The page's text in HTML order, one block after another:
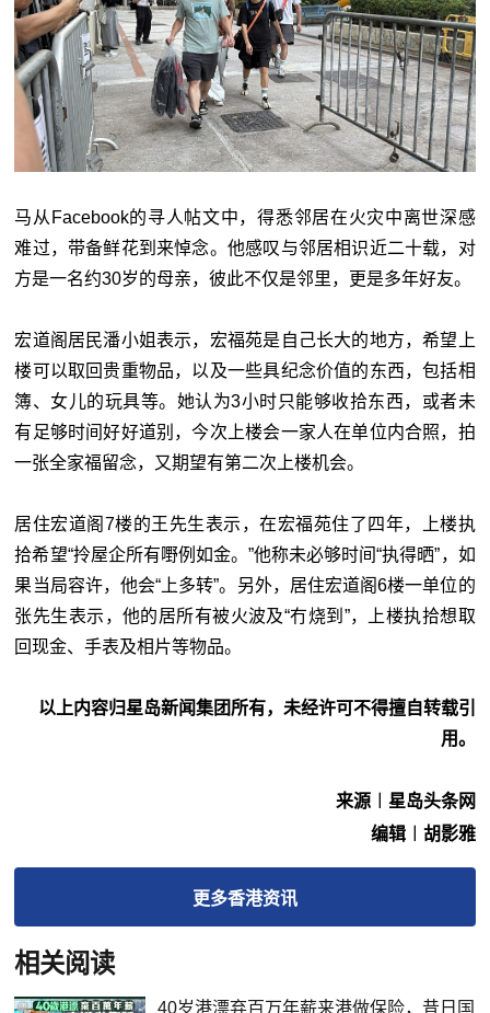
马从Facebook的寻人帖文中，得悉邻居在火灾中离世深感
难过，带备鲜花到来悼念。他感叹与邻居相识近二十载，对
方是一名约30岁的母亲，彼此不仅是邻里，更是多年好友。
宏道阁居民潘小姐表示，宏福苑是自己长大的地方，希望上
楼可以取回贵重物品，以及一些具纪念价值的东西，包括相
簿、女儿的玩具等。她认为3小时只能够收拾东西，或者未
有足够时间好好道别，今次上楼会一家人在单位内合照，拍
一张全家福留念，又期望有第二次上楼机会。
居住宏道阁7楼的王先生表示，在宏福苑住了四年，上楼执
拾希望“拎屋企所有嘢例如金。”他称未必够时间“执得晒”，如
果当局容许，他会“上多转”。另外，居住宏道阁6楼一单位的
张先生表示，他的居所有被火波及“冇烧到”，上楼执拾想取
回现金、手表及相片等物品。
以上内容归星岛新闻集团所有，未经许可不得擅自转载引
用。
来源︱星岛头条网
编辑︱胡影雅
更多香港资讯
相关阅读
40岁港漂弃百万年薪来港做保险，昔日国